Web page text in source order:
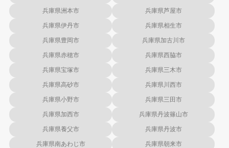
兵庫県洲本市 兵庫県芦屋市
兵庫県伊丹市 兵庫県相生市
兵庫県豊岡市 兵庫県加古川市
兵庫県赤穂市 兵庫県西脇市
兵庫県宝塚市 兵庫県三木市
兵庫県高砂市 兵庫県川西市
兵庫県小野市 兵庫県三田市
兵庫県加西市 兵庫県丹波篠山市
兵庫県養父市 兵庫県丹波市
兵庫県南あわじ市 兵庫県朝来市